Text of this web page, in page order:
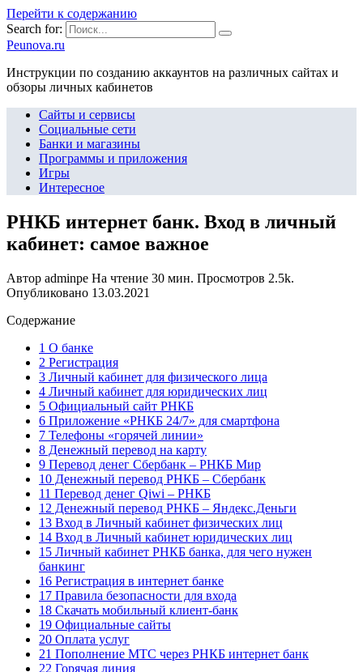
Перейти к содержанию
Search for:
Peunova.ru
Инструкции по созданию аккаунтов на различных сайтах и
обзоры личных кабинетов
Сайты и сервисы
Социальные сети
Банки и магазины
Программы и приложения
Игры
Интересное
РНКБ интернет банк. Вход в личный
кабинет: самое важное
Автор adminpe На чтение 30 мин. Просмотров 2.5k.
Опубликовано 13.03.2021
Содержание
1 О банке
2 Регистрация
3 Личный кабинет для физического лица
4 Личный кабинет для юридических лиц
5 Официальный сайт РНКБ
6 Приложение «РНКБ 24/7» для смартфона
7 Телефоны «горячей линии»
8 Денежный перевод на карту
9 Перевод денег Сбербанк – РНКБ Мир
10 Денежный перевод РНКБ – Сбербанк
11 Перевод денег Qiwi – РНКБ
12 Денежный перевод РНКБ – Яндекс.Деньги
13 Вход в Личный кабинет физических лиц
14 Вход в Личный кабинет юридических лиц
15 Личный кабинет РНКБ банка, для чего нужен
банкинг
16 Регистрация в интернет банке
17 Правила безопасности для входа
18 Скачать мобильный клиент-банк
19 Официальные сайты
20 Оплата услуг
21 Пополнение МТС через РНКБ интернет банк
22 Горячая линия